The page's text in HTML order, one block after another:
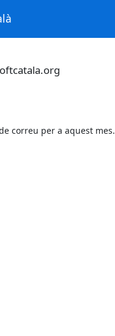
correu per a aquest mes.